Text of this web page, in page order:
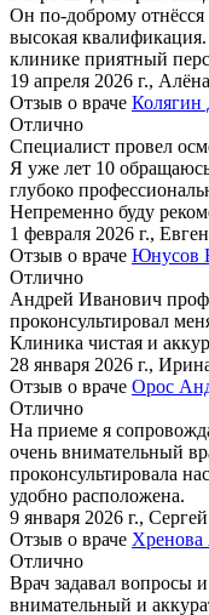
Он по-доброму
высокая
клинике приятный
19 апреля 2026 г., Алёна
Отзыв о враче
Отлично
Специалист провел
Я уже лет 10
глубоко
Непременно буду
1 февраля 2026 г.,
Отзыв о враче Юнусов
Отлично
Андрей Иванович
проконсультировал
Клиника чистая и
28 января 2026 г.,
Отзыв о враче Орос
Отлично
На приеме я
очень внимательный
проконсультировала
удобно расположена.
9 января 2026 г., Сергей
Отзыв о враче Хренова
Отлично
Врач задавал вопросы
внимательный и